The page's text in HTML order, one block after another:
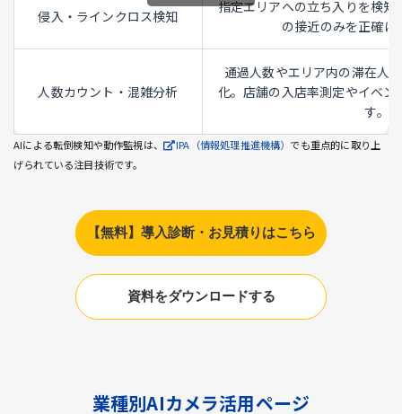
侵入・ラインクロス検知
指定エリアへの立ち入りを検
の接近のみを正確に
人数カウント・混雑分析
通過人数やエリア内の滞在人
化。店舗の入店率測定やイベ
す。
AIによる転倒検知や動作監視は、 IPA（情報処理推進機構） でも重点的に取り上
げられている注目技術です。
【無料】導入診断・お見積りはこちら
資料をダウンロードする
業種別AIカメラ活用ページ